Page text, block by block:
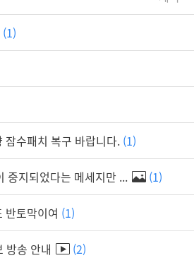
(1)
잠수패치 복구 바랍니다. (1)
지되었다는 메세지만 ... (1)
반토막이여 (1)
방송 안내 (2)